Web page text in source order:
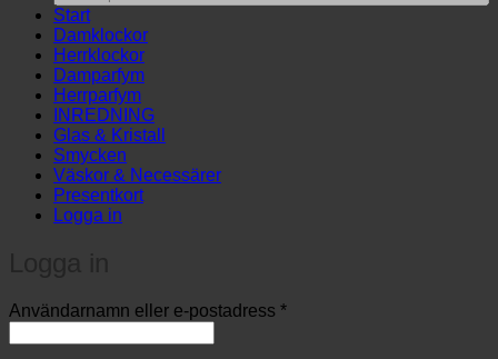
products
…
Start
Damklockor
Herrklockor
Damparfym
Herrparfym
INREDNING
Glas & Kristall
Smycken
Väskor & Necessärer
Presentkort
Logga in
Användarnamn eller e-postadress *Obligatoriskt